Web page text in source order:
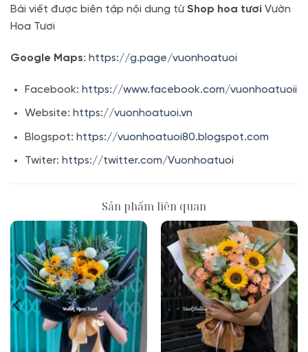
Bài viết được biên tập nội dung từShop hoa tươi Vườn
Hoa Tươi
Google Maps: https://g.page/vuonhoatuoi
Facebook: https://www.facebook.com/vuonhoatuoii
Website: https://vuonhoatuoi.vn
Blogspot: https://vuonhoatuoi80.blogspot.com
Twiter: https://twitter.com/Vuonhoatuoi
Sản phẩm liên quan